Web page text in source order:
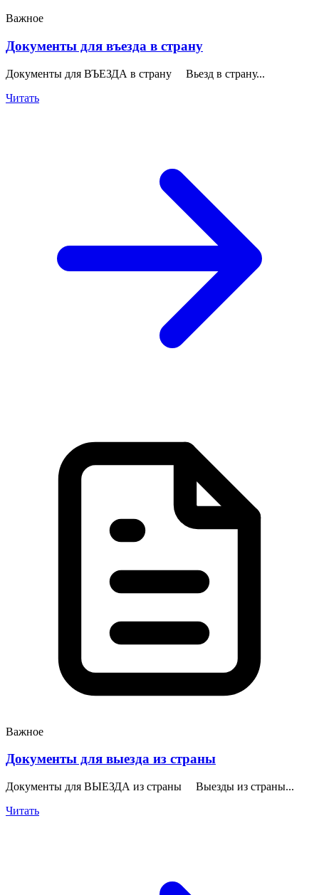
Важное
Документы для въезда в страну
Документы для ВЪЕЗДА в страну Вьезд в страну...
Читать
Важное
Документы для выезда из страны
Документы для ВЫЕЗДА из страны Выезды из страны...
Читать